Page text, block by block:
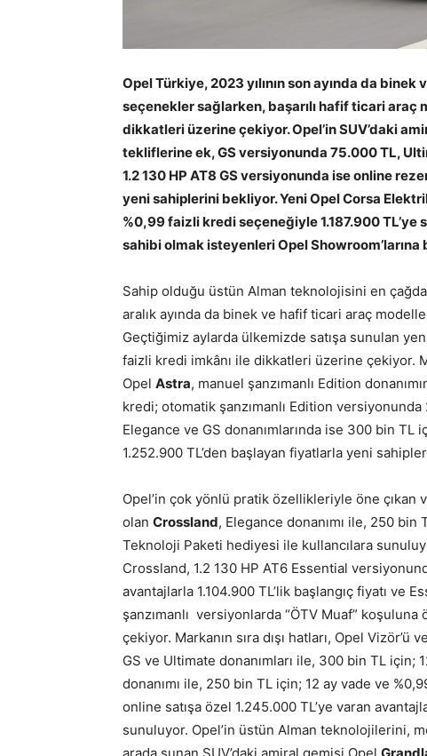
Opel Türkiye, 2023 yılının son ayında da
seçenekler sağlarken, başarılı hafif ticari araç
dikkatleri üzerine çekiyor. Opel’in SUV’daki
tekliflerine ek, GS versiyonunda 75.000 TL,
1.2 130 HP AT8 GS versiyonunda ise online
yeni sahiplerini bekliyor. Yeni Opel Corsa
%0,99 faizli kredi seçeneğiyle 1.187.900 TL’ye
sahibi olmak isteyenleri Opel Showroom’larına
Sahip olduğu üstün Alman teknolojisini en
aralık ayında da binek ve hafif ticari araç
Geçtiğimiz aylarda ülkemizde satışa sunulan
faizli kredi imkânı ile dikkatleri üzerine çekiyor.
Opel Astra, manuel şanzımanlı Edition
kredi; otomatik şanzımanlı Edition
Elegance ve GS donanımlarında ise 300 bin TL
1.252.900 TL’den başlayan fiyatlarla yeni
Opel’in çok yönlü pratik özellikleriyle öne
olan Crossland, Elegance donanımı ile, 250
Teknoloji Paketi hediyesi ile kullancılara
Crossland, 1.2 130 HP AT6 Essential
avantajlarla 1.104.900 TL’lik başlangıç fiyatı ve
şanzımanlı versiyonlarda “ÖTV Muaf”
çekiyor. Markanın sıra dışı hatları, Opel
GS ve Ultimate donanımları ile, 300 bin TL için;
donanımı ile, 250 bin TL için; 12 ay vade ve
online satışa özel 1.245.000 TL’ye varan
sunuluyor. Opel’in üstün Alman teknolojilerini,